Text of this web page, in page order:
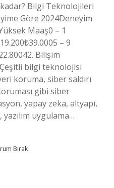
Bilgi Teknolojileri
Göre 2024Deneyim
Maaş0 – 1
– 9
Bilişim
bilgi teknolojisi
koruma, siber saldırı
gibi siber
yapay zeka, altyapı,
uygulama…
Bırak